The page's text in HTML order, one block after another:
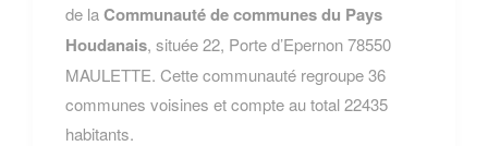
de laCommunauté de communes du Pays
Houdanais, située 22, Porte d’Epernon 78550
MAULETTE. Cette communauté regroupe 36
communes voisines et compte au total 22435
habitants.